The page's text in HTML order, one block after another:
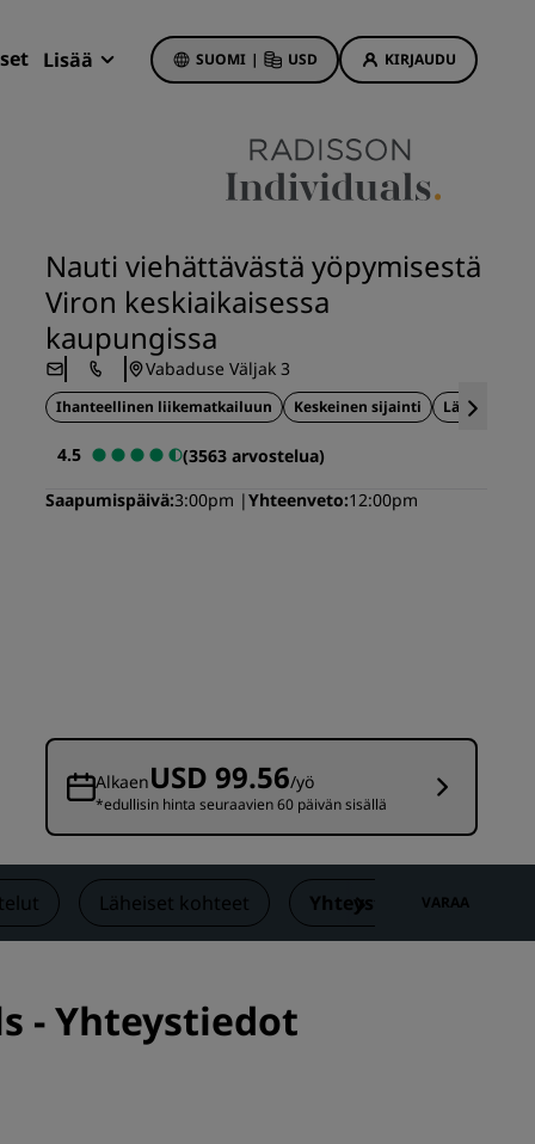
Lisää SUOMI | USD KIRJAUDU
Hotellitarjoukset
Ensimmäisellä kerralla onnistaa
Deals of the Day
Varaa etukäteen
Katso pakettimme
Matkaideoita
Perheystävälliset hotellit
Käy blogissamme
Radisson Rewards
Tutustu Radisson Rewardsiin
Edut
Pisteiden käyttö
Varaajat ja suunnittelijat
Nauti viehättävästä yöpymisestä
Viron keskiaikaisessa
kaupungissa
Vabaduse Väljak 3
Ihanteellinen liikematkailuun Keskeinen sijainti Lähellä
4.5
(3563 arvostelua)
Saapumispäivä 3:00pm Yhteenveto 12:00pm
AlkaenUSD 99.56/yö
*edullisin hinta seuraavien 60 päivän sisällä
Läheiset kohteet YhteystiedotVARAA
- Yhteystiedot